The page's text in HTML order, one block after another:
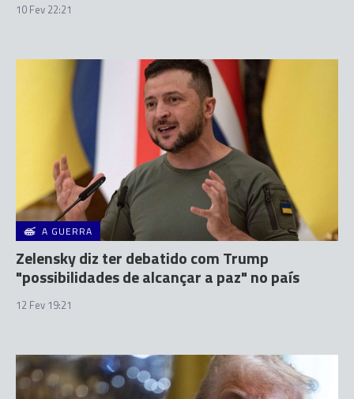
10 Fev 22:21
A GUERRA
Zelensky diz ter debatido com Trump
"possibilidades de alcançar a paz" no país
12 Fev 19:21